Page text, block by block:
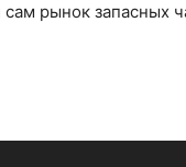
рынок запасных